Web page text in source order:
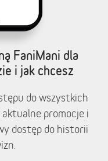
FaniMani dla
i jak chcesz
do wszystkich
promocje i
dostęp do historii